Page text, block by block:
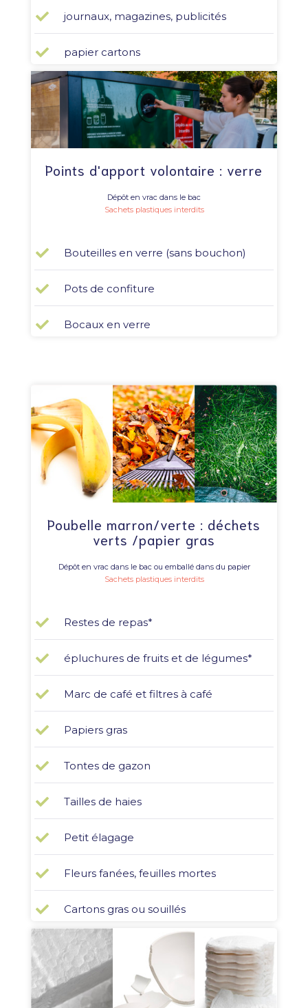
journaux, magazines, publicités
papier cartons
Points d'apport volontaire : verre
Dépôt en vrac dans le bac
Sachets plastiques interdits
Bouteilles en verre (sans bouchon)
Pots de confiture
Bocaux en verre
Poubelle marron/verte : déchets
verts /papier gras
Dépôt en vrac dans le bac ou emballé dans du papier
Sachets plastiques interdits
Restes de repas*
épluchures de fruits et de légumes*
Marc de café et filtres à café
Papiers gras
Tontes de gazon
Tailles de haies
Petit élagage
Fleurs fanées, feuilles mortes
Cartons gras ou souillés